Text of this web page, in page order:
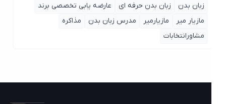
زبان بدن
زبان بدن حرفه ای
عارضه یابی تخصصی برند
مازیار میر
مازیارمیر مدرس زبان بدن
مذاکره
مشاورانتخابات